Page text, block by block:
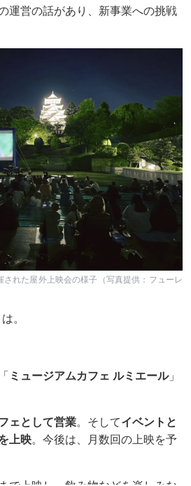
運営の話があり、新事業への挑戦
れた屋外上映会の様子（写真提供：フューレ
。
ミュージアムカフェ ルミエール」
ェとして営業。そしてイベントと
上映。今後は、月数回の上映を予